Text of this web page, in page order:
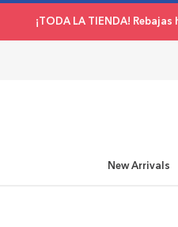
¡TODA LA TIENDA!
New Arrivals